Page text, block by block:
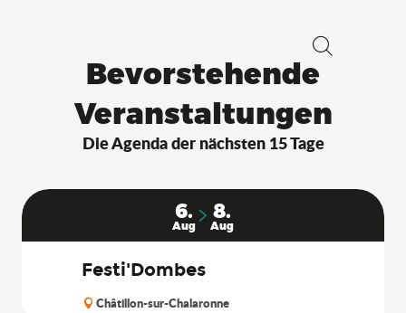
Suche
Bevorstehende
Veranstaltungen
Die Agenda der nächsten 15 Tage
6.
Aug
8.
Aug
Festi'Dombes
Châtillon-sur-Chalaronne